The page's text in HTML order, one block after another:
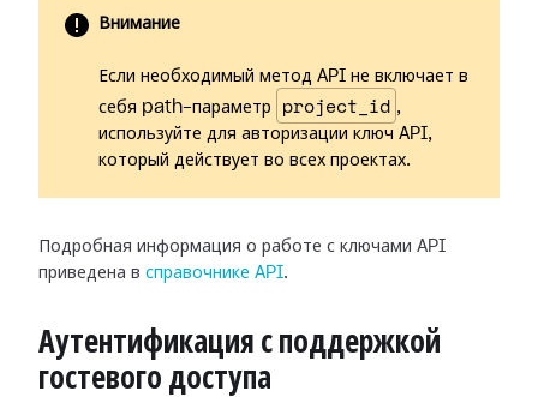
Внимание
Если необходимый метод API не включает в
себя path-параметр
project_id ,
используйте для авторизации ключ API,
который действует во всех проектах.
Подробная информация о работе с ключами API
приведена в справочнике API.
Аутентификация с поддержкой
гостевого доступа